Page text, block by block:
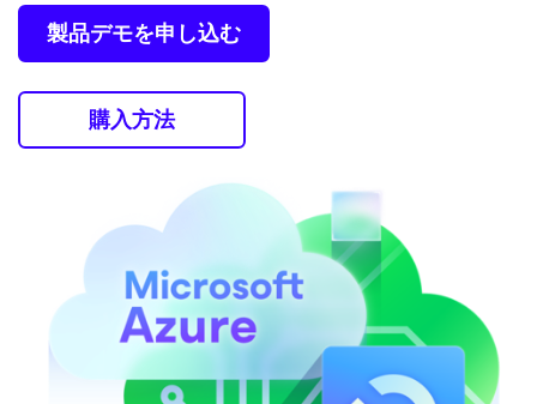
製品デモを申し込む
購入方法